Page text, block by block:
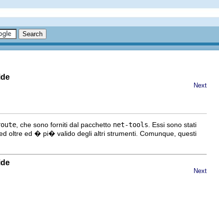
Next
, che sono forniti dal pacchetto net-tools . Essi sono stati
oltre ed � pi� valido degli altri strumenti. Comunque, questi
Next